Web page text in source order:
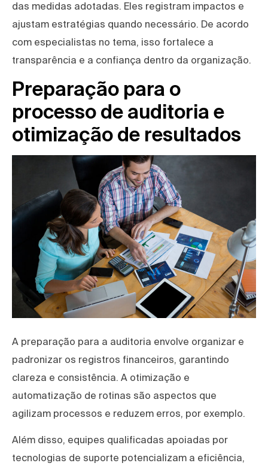
das medidas adotadas. Eles registram impactos e
ajustam estratégias quando necessário. De acordo
com especialistas no tema, isso fortalece a
transparência e a confiança dentro da organização.
Preparação para o
processo de auditoria e
otimização de resultados
A preparação para a auditoria envolve organizar e
padronizar os registros financeiros, garantindo
clareza e consistência. A otimização e
automatização de rotinas são aspectos que
agilizam processos e reduzem erros, por exemplo.
Além disso, equipes qualificadas apoiadas por
tecnologias de suporte potencializam a eficiência,